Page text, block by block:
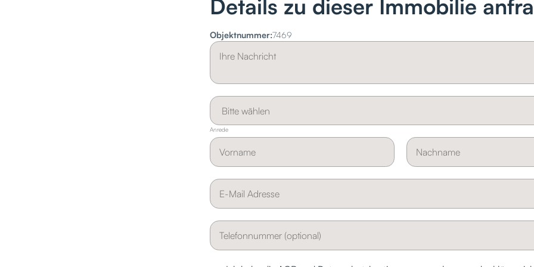
Details zu dieser Immobilie
Objektnummer:7469
Anrede